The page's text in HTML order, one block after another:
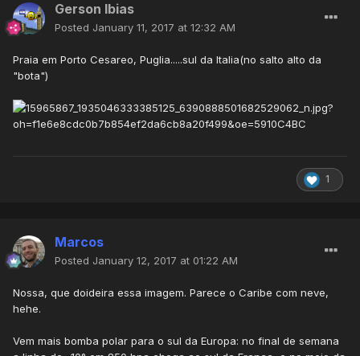
Gerson Ibias
Posted January 11, 2017 at 12:32 AM
Praia em Porto Cesareo, Puglia.....sul da Italia(no salto alto da
"bota")
1
Marcos
Posted January 12, 2017 at 01:22 AM
Nossa, que doideira essa imagem. Parece o Caribe com neve,
hehe.
Vem mais bomba polar para o sul da Europa: no final de semana